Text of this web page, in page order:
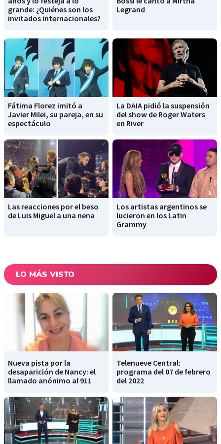
grande: ¿Quiénes son los
invitados internacionales?
Legrand
Fátima Florez imitó a
Javier Milei, su pareja, en su
espectáculo
La DAIA pidió la suspensión
del show de Roger Waters
en River
Las reacciones por el beso
de Luis Miguel a una nena
Los artistas argentinos se
lucieron en los Latin
Grammy
LO MÁS VISTO
Nueva pista por la
desaparición de Nancy: el
llamado anónimo al 911
Telenueve Central:
programa del 07 de febrero
del 2022